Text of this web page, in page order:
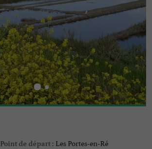
Point de départ : Les Portes-en-Ré